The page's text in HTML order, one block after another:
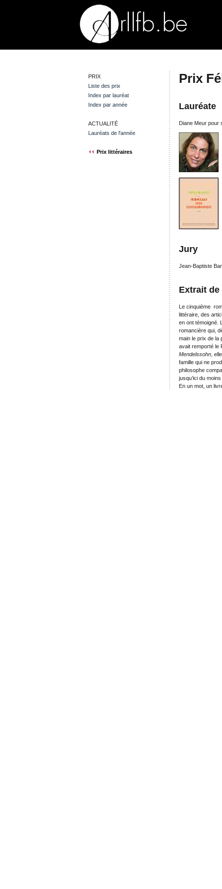
PRIX
Liste des prix
Index par lauréat
Index par année
ACTUALITÉ
Lauréats de l'année
Prix littéraires
Prix
Lauréate
Diane Meur pour
Jury
Jean-Baptiste
Extrait
Le cinquième
littéraire, des
en ont témoigné.
romancière qui,
main le prix de
avait remporté le
Mendelssohn ,
famille qui ne
philosophe
jusqu’ici du
En un mot, un